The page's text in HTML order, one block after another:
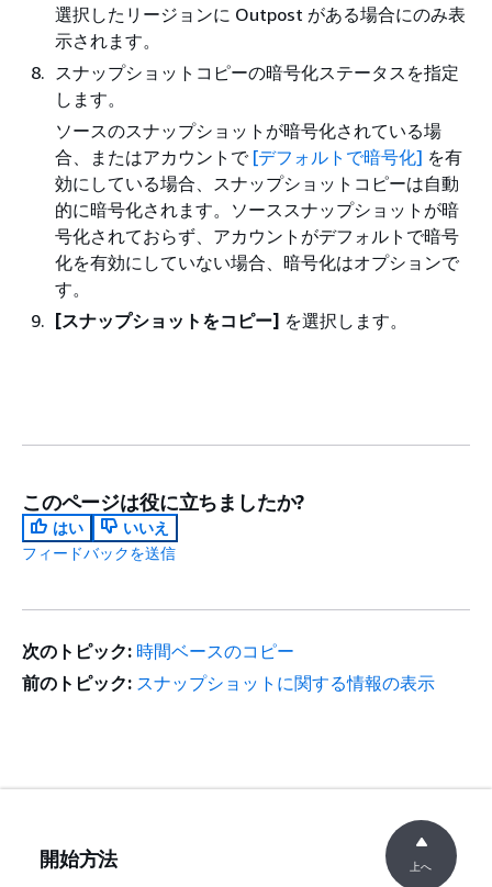
選択したリージョンに Outpost がある場合にのみ表
示されます。
スナップショットコピーの暗号化ステータスを指定
します。
ソースのスナップショットが暗号化されている場
合、またはアカウントで [デフォルトで暗号化] を有
効にしている場合、スナップショットコピーは自動
的に暗号化されます。ソーススナップショットが暗
号化されておらず、アカウントがデフォルトで暗号
化を有効にしていない場合、暗号化はオプションで
す。
[スナップショットをコピー] を選択します。
このページは役に立ちましたか?
はい
いいえ
フィードバックを送信
次のトピック: 時間ベースのコピー
前のトピック: スナップショットに関する情報の表示
開始方法 上へ